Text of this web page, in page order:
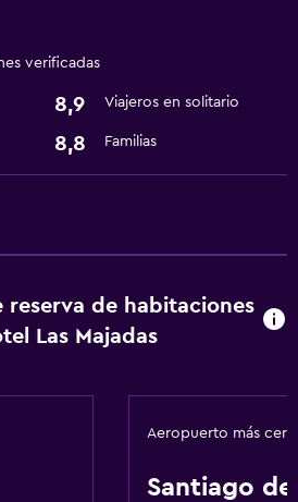
verificadas
8,9 Viajeros en solitario
8,8 Familias
reserva de habitaciones
Las Majadas
Aeropuerto más
Santiago